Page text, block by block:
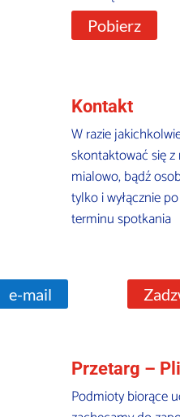
Pobierz
Kontakt
W razie
skontaktować się
mialowo, bądź
tylko i wyłącznie
terminu spotkania
e-mail
Przetarg –
Podmioty biorące